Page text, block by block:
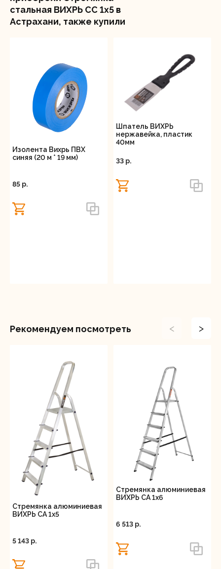
стальная ВИХРЬ СС 1х5 в
Астрахани, также купили
Изолента Вихрь ПВХ
синяя (20 м * 19 мм)
85 p.
Шпатель ВИХРЬ
нержавейка, пластик
40мм
33 p.
Рекомендуем посмотреть < >
Стремянка алюминиевая
ВИХРЬ СА 1х5
5 143 p.
Стремянка алюминиевая
ВИХРЬ СА 1х6
6 513 p.